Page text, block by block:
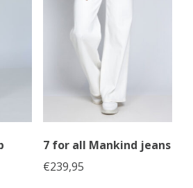
7 for all Mankind jeans
€239,95